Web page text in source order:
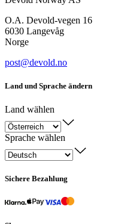
O.A. Devold-vegen 16
6030 Langevåg
Norge
post@devold.no
Land und Sprache ändern
Land wählen
Sprache wählen
Sichere Bezahlung